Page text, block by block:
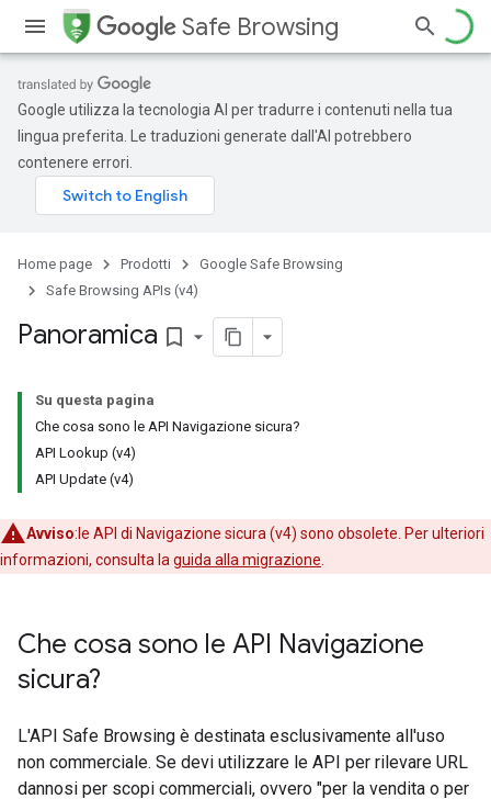
Safe Browsing
Google utilizza la tecnologia AI per tradurre i contenuti nella tua
lingua preferita. Le traduzioni generate dall'AI potrebbero
contenere errori.
Home page Prodotti
Google Safe Browsing
Safe Browsing APIs (v4)
Panoramica bookmark_border
Su questa pagina
Che cosa sono le API Navigazione sicura?
API Lookup (v4)
API Update (v4)
Avviso:le API di Navigazione sicura (v4) sono obsolete. Per ulteriori
informazioni, consulta la guida alla migrazione
Che cosa sono le API Navigazione
sicura?
L'API Safe Browsing è destinata esclusivamente all'uso
non commerciale. Se devi utilizzare le API per rilevare URL
dannosi per scopi commerciali, ovvero "per la vendita o per